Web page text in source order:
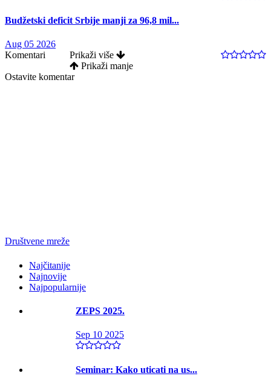
Budžetski deficit Srbije manji za 96,8 mil...
Aug 05 2026
Komentari
Prikaži više
Prikaži manje
Ostavite komentar
Društvene mreže
Najčitanije
Najnovije
Najpopularnije
ZEPS 2025.
Sep 10 2025
Seminar: Kako uticati na us...